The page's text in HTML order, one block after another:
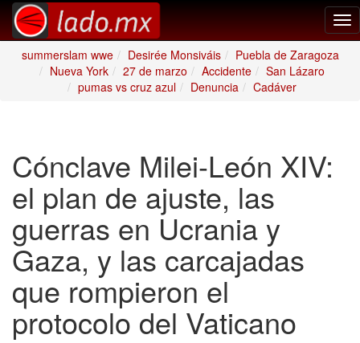
summerslam wwe
Desirée Monsiváis
Puebla de Zaragoza
Nueva York
27 de marzo Accidente
San Lázaro
pumas vs cruz azul
Denuncia Cadáver
Cónclave Milei-León XIV:
el plan de ajuste, las
guerras en Ucrania y
Gaza, y las carcajadas
que rompieron el
protocolo del Vaticano